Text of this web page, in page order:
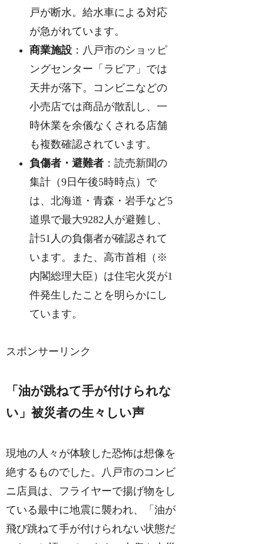
戸が断水。給水車による対応
が急がれています。
商業施設 ：八戸市のショッピ
ングセンター「ラピア」では
天井が落下。コンビニなどの
小売店では商品が散乱し、一
時休業を余儀なくされる店舗
も複数確認されています。
負傷者・避難者 ：読売新聞の
集計（9日午後5時時点）で
は、北海道・青森・岩手など5
道県で最大9282人が避難し、
計51人の負傷者が確認されて
います。また、高市首相（※
内閣総理大臣）は住宅火災が1
件発生したことを明らかにし
ています。
スポンサーリンク
「油が跳ねて手が付けられな
い」被災者の生々しい声
現地の人々が体験した恐怖は想像を
絶するものでした。八戸市のコンビ
ニ店員は、フライヤーで揚げ物をし
ている最中に地震に襲われ、「油が
飛び跳ねて手が付けられない状態だ